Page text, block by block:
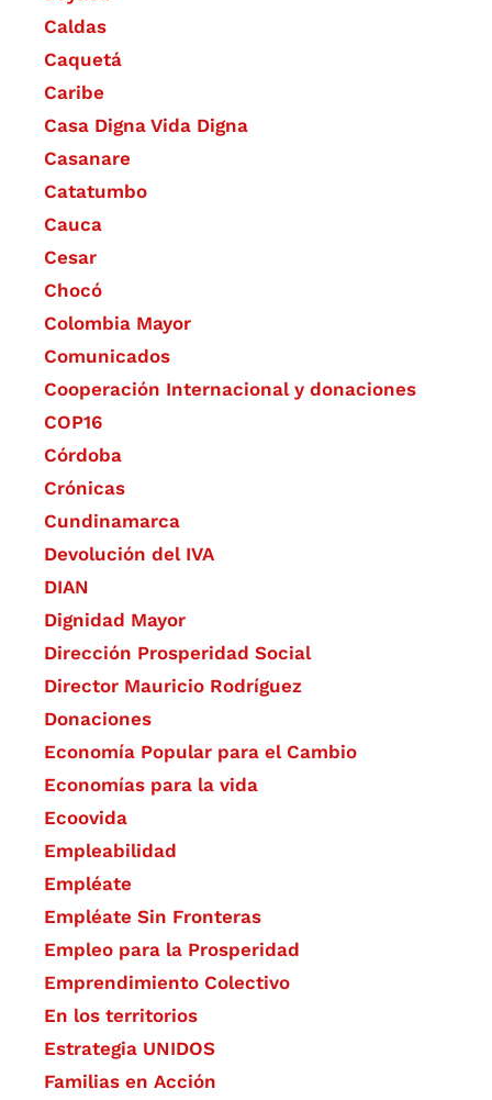
Caldas
Caquetá
Caribe
Casa Digna Vida Digna
Casanare
Catatumbo
Cauca
Cesar
Chocó
Colombia Mayor
Comunicados
Cooperación Internacional y donaciones
COP16
Córdoba
Crónicas
Cundinamarca
Devolución del IVA
DIAN
Dignidad Mayor
Dirección Prosperidad Social
Director Mauricio Rodríguez
Donaciones
Economía Popular para el Cambio
Economías para la vida
Ecoovida
Empleabilidad
Empléate
Empléate Sin Fronteras
Empleo para la Prosperidad
Emprendimiento Colectivo
En los territorios
Estrategia UNIDOS
Familias en Acción